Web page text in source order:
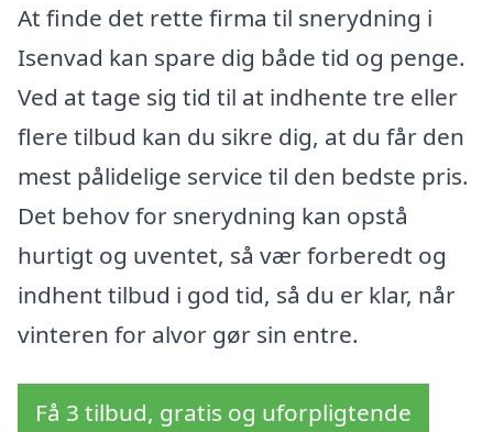
At finde det rette firma til snerydning i
Isenvad kan spare dig både tid og penge.
Ved at tage sig tid til at indhente tre eller
flere tilbud kan du sikre dig, at du får den
mest pålidelige service til den bedste pris.
Det behov for snerydning kan opstå
hurtigt og uventet, så vær forberedt og
indhent tilbud i god tid, så du er klar, når
vinteren for alvor gør sin entre.
Få 3 tilbud, gratis og uforpligtende